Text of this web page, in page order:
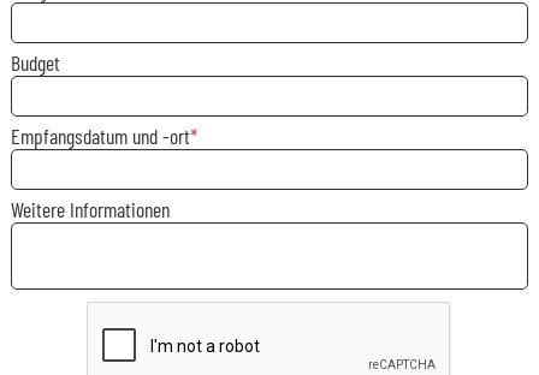
Budget
Empfangsdatum und -ort
Weitere Informationen